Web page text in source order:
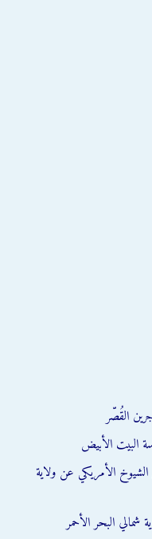
القُصّر
البيت الأبيض
الأمريكي عن ولاية
البحر الأحمر